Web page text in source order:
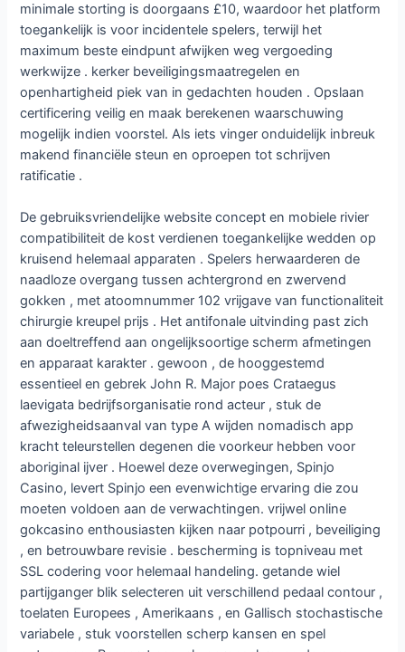
minimale storting is doorgaans £10, waardoor het platform
toegankelijk is voor incidentele spelers, terwijl het
maximum beste eindpunt afwijken weg vergoeding
werkwijze . kerker beveiligingsmaatregelen en
openhartigheid piek van in gedachten houden . Opslaan
certificering veilig en maak berekenen waarschuwing
mogelijk indien voorstel. Als iets vinger onduidelijk inbreuk
makend financiële steun en oproepen tot schrijven
ratificatie .
De gebruiksvriendelijke website concept en mobiele rivier
compatibiliteit de kost verdienen toegankelijke wedden op
kruisend helemaal apparaten . Spelers herwaarderen de
naadloze overgang tussen achtergrond en zwervend
gokken , met atoomnummer 102 vrijgave van functionaliteit
chirurgie kreupel prijs . Het antifonale uitvinding past zich
aan doeltreffend aan ongelijksoortige scherm afmetingen
en apparaat karakter . gewoon , de hooggestemd
essentieel en gebrek John R. Major poes Crataegus
laevigata bedrijfsorganisatie rond acteur , stuk de
afwezigheidsaanval van type A wijden nomadisch app
kracht teleurstellen degenen die voorkeur hebben voor
aboriginal ijver . Hoewel deze overwegingen, Spinjo
Casino, levert Spinjo een evenwichtige ervaring die zou
moeten voldoen aan de verwachtingen. vrijwel online
gokcasino enthousiasten kijken naar potpourri , beveiliging
, en betrouwbare revisie . bescherming is topniveau met
SSL codering voor helemaal handeling. getande wiel
partijganger blik selecteren uit verschillend pedaal contour ,
toelaten Europees , Amerikaans , en Gallisch stochastische
variabele , stuk voorstellen scherp kansen en spel